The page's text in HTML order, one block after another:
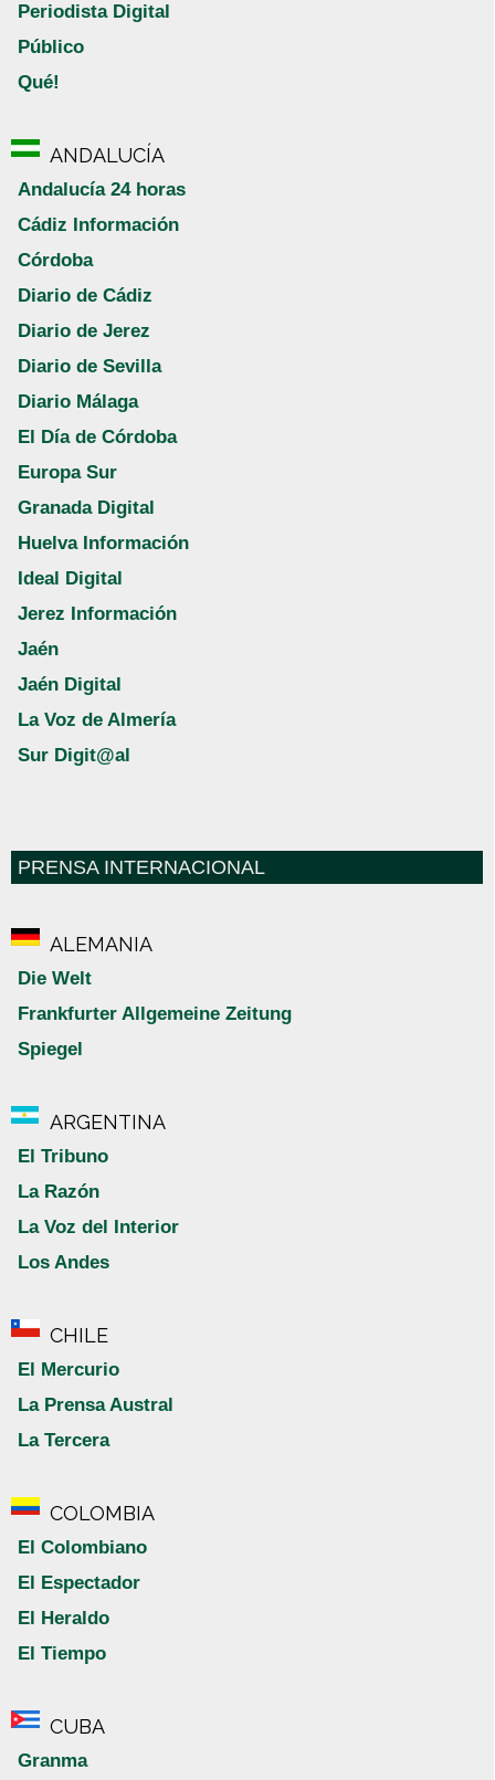
Periodista Digital
Público
Qué!
ANDALUCÍA
Andalucía 24 horas
Cádiz Información
Córdoba
Diario de Cádiz
Diario de Jerez
Diario de Sevilla
Diario Málaga
El Día de Córdoba
Europa Sur
Granada Digital
Huelva Información
Ideal Digital
Jerez Información
Jaén
Jaén Digital
La Voz de Almería
Sur Digit@al
PRENSA INTERNACIONAL
ALEMANIA
Die Welt
Frankfurter Allgemeine Zeitung
Spiegel
ARGENTINA
El Tribuno
La Razón
La Voz del Interior
Los Andes
CHILE
El Mercurio
La Prensa Austral
La Tercera
COLOMBIA
El Colombiano
El Espectador
El Heraldo
El Tiempo
CUBA
Granma